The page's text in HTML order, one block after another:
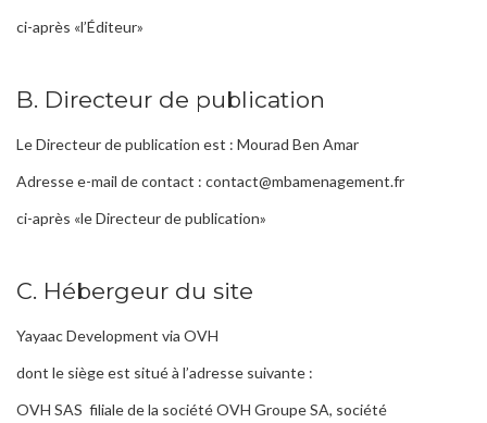
ci-après «l’Éditeur»
B. Directeur de publication
Le Directeur de publication est : Mourad Ben Amar
Adresse e-mail de contact : contact@mbamenagement.fr
ci-après «le Directeur de publication»
C. Hébergeur du site
Yayaac Development via OVH
dont le siège est situé à l’adresse suivante :
OVH SAS filiale de la société OVH Groupe SA, société